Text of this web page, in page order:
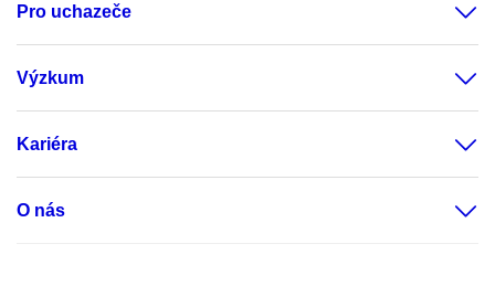
Pro uchazeče
Výzkum
Kariéra
O nás